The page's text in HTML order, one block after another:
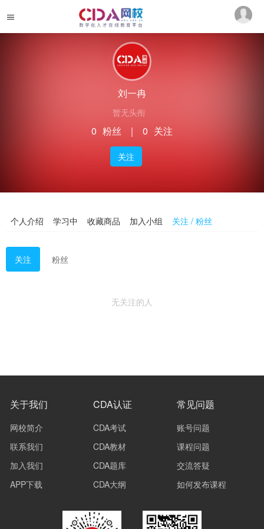
刘一冉
暂无头衔
0 粉丝 ｜ 0 关注
关注
个人介绍 学习中 收藏商品 加入小组 关注 / 粉丝
关注 粉丝
无关注的人
关于我们
网校简介
联系我们
加入我们
APP下载
CDA认证
CDA考试
CDA教材
CDA题库
CDA大纲
常见问题
账号问题
课程问题
交流答疑
如何发布课程